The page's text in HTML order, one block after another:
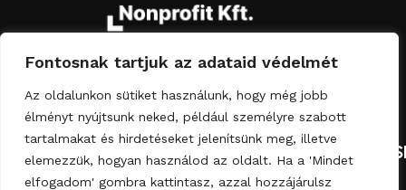
Fontosnak tartjuk az adataid védelmét
Az oldalunkon sütiket használunk, hogy még jobb
élményt nyújtsunk neked, például személyre szabott
tartalmakat és hirdetéseket jelenítsünk meg, illetve
elemezzük, hogyan használod az oldalt. Ha a 'Mindet
elfogadom' gombra kattintasz, azzal hozzájárulsz
NAVIGÁCIÓ
Rólunk
KATEGÓRIÁK
Asztallapok
JOGI
MEGFELELÉS